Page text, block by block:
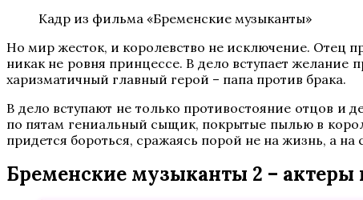
Кадр из фильма «Бременские музыканты»
Но мир жесток, и королевство не исключение. Отец
никак не ровня принцессе. В дело вступает желание
харизматичный главный герой – папа против брака.
В дело вступают не только противостояние отцов и
по пятам гениальный сыщик, покрытые пылью в
придется бороться, сражаясь порой не на жизнь, а на
Бременские музыканты 2 – актеры